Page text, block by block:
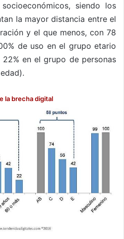
siendo los
la mayor distancia entre el
y el que menos, con 78
de uso en el grupo etario
en el grupo de personas
la brecha digital